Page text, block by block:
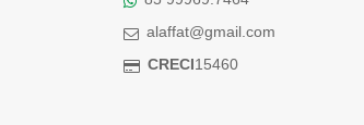
alaffat@gmail.com
CRECI15460